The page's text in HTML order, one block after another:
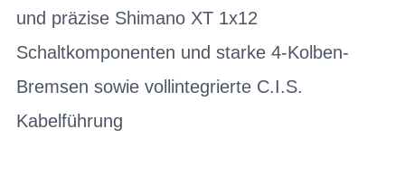
und präzise Shimano XT 1x12
Schaltkomponenten und starke 4-Kolben-
Bremsen sowie vollintegrierte C.I.S.
Kabelführung